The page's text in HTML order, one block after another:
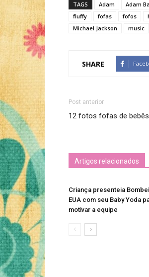
TAGS Adam Adam
fluffy
fofas fofos
Michael Jackson
music
SHARE
Post anterior
12 fotos fofas de bebês
Artigos relacionados
Criança presenteia
EUA com seu Baby Yoda
motivar a equipe